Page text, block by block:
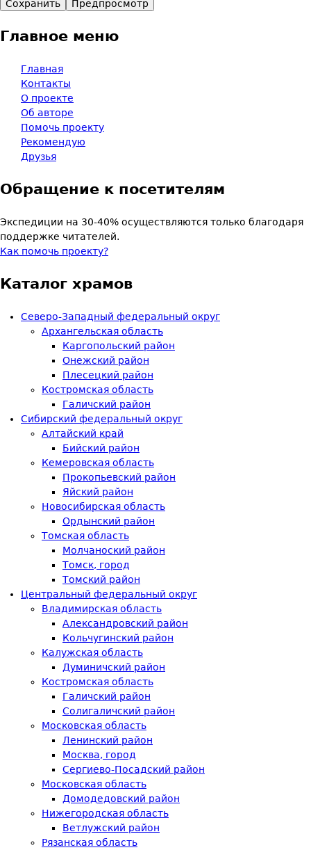
Главное меню
Главная
Контакты
О проекте
Об авторе
Помочь проекту
Рекомендую
Друзья
Обращение к посетителям
Экспедиции на 30-40% осуществляются только благодаря
поддержке читателей.
Как помочь проекту?
Каталог храмов
Северо-Западный федеральный округ
Архангельская область
Каргопольский район
Онежский район
Плесецкий район
Костромская область
Галичский район
Сибирский федеральный округ
Алтайский край
Бийский район
Кемеровская область
Прокопьевский район
Яйский район
Новосибирская область
Ордынский район
Томская область
Молчаноский район
Томск, город
Томский район
Центральный федеральный округ
Владимирская область
Александровский район
Кольчугинский район
Калужская область
Думиничский район
Костромская область
Галичский район
Солигаличский район
Московская область
Ленинский район
Москва, город
Сергиево-Посадский район
Московская область
Домодедовский район
Нижегородская область
Ветлужский район
Рязанская область